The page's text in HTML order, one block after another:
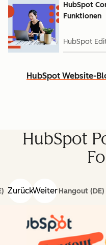
HubSpot
Funktionen
HubSpot
HubSpot Website-
HubSpot
ZurückWeiter
HubSpot Hangout (DE)